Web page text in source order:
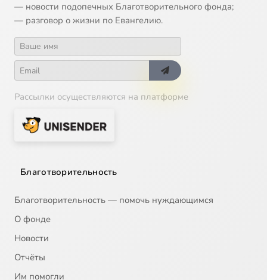
— новости подопечных Благотворительного фонда;
— разговор о жизни по Евангелию.
Рассылки осуществляются на платформе
Благотворительность
Благотворительность — помочь нуждающимся
О фонде
Новости
Отчёты
Им помогли